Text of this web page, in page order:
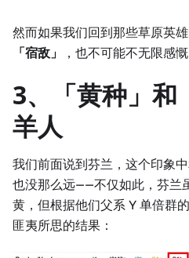
然而如果我们回到那些草原英
「宿敌」
，也不可能不无限感慨
3、「黄种」和
羊人
我们前面说到芬兰，这个印象
也没那么远——不仅如此，芬兰
黄，但根据他们父系 Y 单倍群
匪夷所思的结果：